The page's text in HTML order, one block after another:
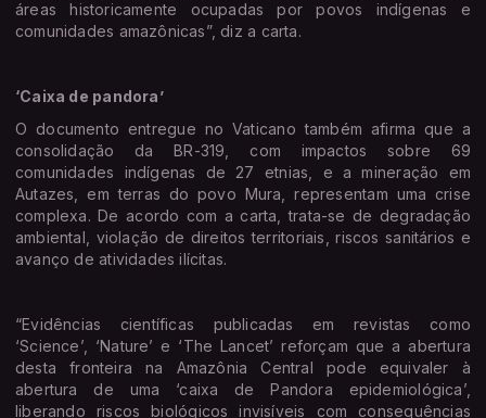
áreas historicamente ocupadas por povos indígenas e
comunidades amazônicas”, diz a carta.
‘Caixa de pandora’
O documento entregue no Vaticano também afirma que a
consolidação da BR-319, com impactos sobre 69
comunidades indígenas de 27 etnias, e a mineração em
Autazes, em terras do povo Mura, representam uma crise
complexa. De acordo com a carta, trata-se de degradação
ambiental, violação de direitos territoriais, riscos sanitários e
avanço de atividades ilícitas.
“Evidências científicas publicadas em revistas como
‘Science’, ‘Nature’ e ‘The Lancet’ reforçam que a abertura
desta fronteira na Amazônia Central pode equivaler à
abertura de uma ‘caixa de Pandora epidemiológica’,
liberando riscos biológicos invisíveis com consequências